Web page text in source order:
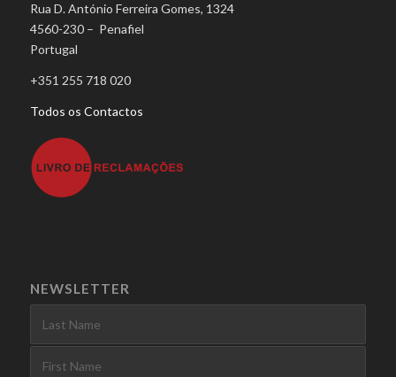
Rua D. António Ferreira Gomes, 1324
4560-230 – Penafiel
Portugal
+351 255 718 020
Todos os Contactos
NEWSLETTER